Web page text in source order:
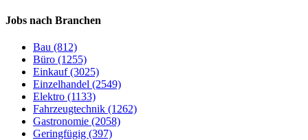
Jobs nach Branchen
Bau (812)
Büro (1255)
Einkauf (3025)
Einzelhandel (2549)
Elektro (1133)
Fahrzeugtechnik (1262)
Gastronomie (2058)
Geringfügig (397)